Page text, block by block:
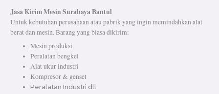
Jasa Kirim Mesin Surabaya Bantul
Untuk kebutuhan perusahaan atau pabrik yang ingin memindahkan alat
berat dan mesin. Barang yang biasa dikirim:
Mesin produksi
Peralatan bengkel
Alat ukur industri
Kompresor & genset
Peralatan Industri dll